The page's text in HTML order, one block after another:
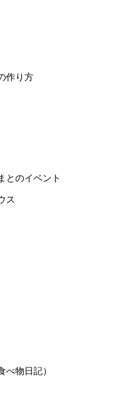
作り方
とのイベント
ス
物日記）